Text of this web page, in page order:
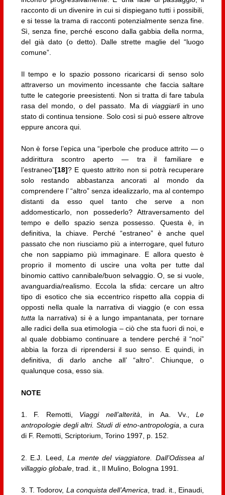
racconto di un divenire in cui si dispiegano tutti i possibili,
e si tesse la trama di racconti potenzialmente senza fine.
Sì, senza fine, perché escono dalla gabbia della norma,
del già dato (o detto). Dalle strette maglie del “luogo
comune”.
Il tempo e lo spazio possono ricaricarsi di senso solo
attraverso un movimento incessante che faccia saltare
tutte le categorie preesistenti. Non si tratta di fare tabula
rasa del mondo, o del passato. Ma di viaggiarliin uno
stato di continua tensione. Solo così si può essere altrove
eppure ancora qui.
Non è forse l’epica una “iperbole che produce attrito — o
addirittura scontro aperto — tra il familiare e
l’estraneo”[18]? E questo attrito non si potrà recuperare
solo restando abbastanza ancorati al mondo da
comprendere l’ “altro” senza idealizzarlo, ma al contempo
distanti da esso quel tanto che serve a non
addomesticarlo, non possederlo? Attraversamento del
tempo e dello spazio senza possesso. Questa è, in
definitiva, la chiave. Perché “estraneo” è anche quel
passato che non riusciamo più a interrogare, quel futuro
che non sappiamo più immaginare. E allora questo è
proprio il momento di uscire una volta per tutte dal
binomio cattivo cannibale/buon selvaggio. O, se si vuole,
avanguardia/realismo. Eccola la sfida: cercare un altro
tipo di esotico che sia eccentrico rispetto alla coppia di
opposti nella quale la narrativa di viaggio (e con essa
tuttala narrativa) si è a lungo impantanata, per tornare
alle radici della sua etimologia – ciò che sta fuori di noi, e
al quale dobbiamo continuare a tendere perché il “noi”
abbia la forza di riprendersi il suo senso. E quindi, in
definitiva, di darlo anche all’ “altro”. Chiunque, o
qualunque cosa, esso sia.
NOTE
1. F. Remotti, Viaggi nell’alterità, in Aa. Vv.,Le
antropologie degli altri. Studi di etno-antropologia, a cura
di F. Remotti, Scriptorium, Torino 1997, p. 152.
2. E.J. Leed, La mente del viaggiatore. Dall’Odissea al
villaggio globale, trad. it., Il Mulino, Bologna 1991.
3. T. Todorov, La conquista dell’America , trad. it., Einaudi,